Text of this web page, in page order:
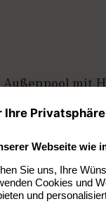
Außenpool mit
Sonnenliegen,
Wellness mit